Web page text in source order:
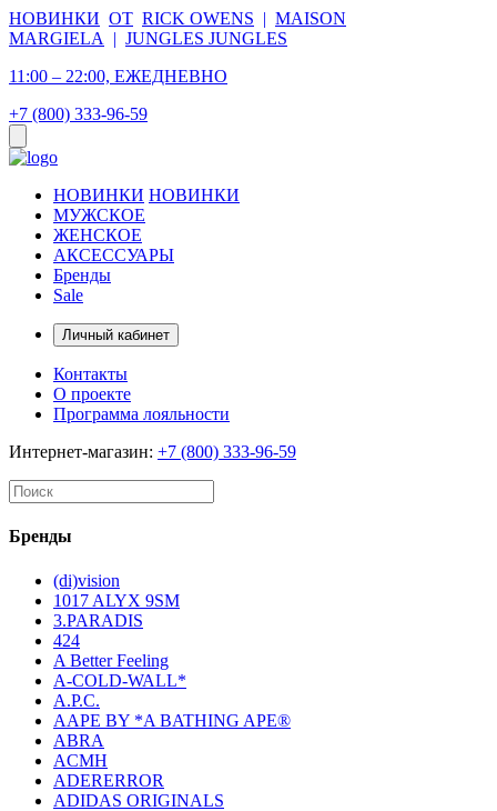
НОВИНКИ ОТ RICK OWENS | MAISON
MARGIELA
| JUNGLES JUNGLES
11:00 – 22:00, ЕЖЕДНЕВНО
+7 (800) 333-96-59
НОВИНКИ НОВИНКИ
МУЖСКОЕ
ЖЕНСКОЕ
АКСЕССУАРЫ
Бренды
Sale
Личный кабинет
Контакты
О проекте
Программа лояльности
Интернет-магазин: +7 (800) 333-96-59
Бренды
(di)vision
1017 ALYX 9SM
3.PARADIS
424
A Better Feeling
A-COLD-WALL*
A.P.C.
AAPE BY *A BATHING APE®
ABRA
ACMH
ADERERROR
ADIDAS ORIGINALS